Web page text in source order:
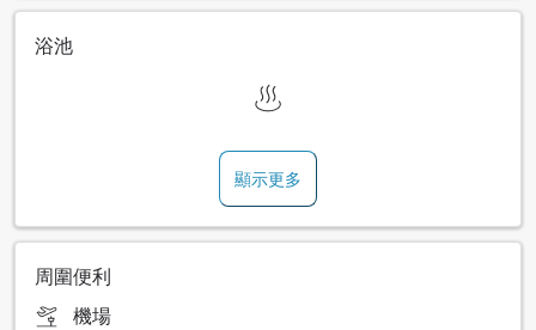
浴池
顯示更多
周圍便利
機場